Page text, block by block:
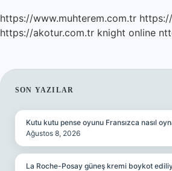
https://www.muhterem.com.tr
https://akotur.com.tr knight online
SIDEBAR
SON YAZILAR
Kutu kutu pense oyunu Fransızca nasıl
Ağustos 8, 2026
La Roche-Posay güneş kremi boykot